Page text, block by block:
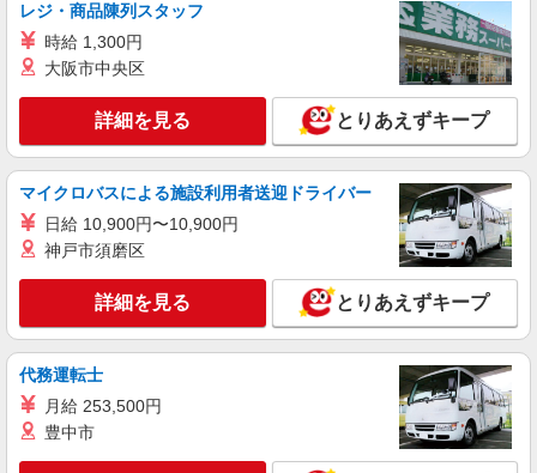
レジ・商品陳列スタッフ
時給 1,300円
大阪市中央区
詳細を見る とりあえずキープ
マイクロバスによる施設利用者送迎ドライバー
日給 10,900円〜10,900円
神戸市須磨区
詳細を見る とりあえずキープ
代務運転士
月給 253,500円
豊中市